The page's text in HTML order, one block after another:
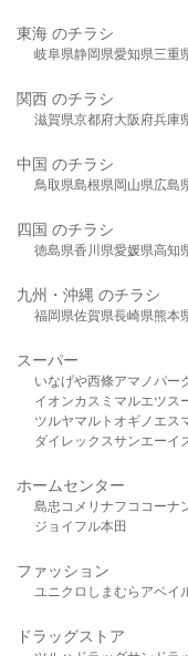
東海 のチラシ
岐阜県静岡県愛知県三重
関西 のチラシ
滋賀県京都府大阪府兵庫
中国 のチラシ
鳥取県島根県岡山県広島
四国 のチラシ
徳島県香川県愛媛県高知
九州・沖縄 のチラシ
福岡県佐賀県長崎県熊本
スーパー
いなげや西條アマノパー
イオンカスミ マルエツス
ツルヤマルト オギノ エス
ダイレックスサンエーイ
ホームセンター
島忠 コメリ ナフコ コーナ
ジョイフル本田
ファッション
ユニクロ しまむら アベイ
ドラッグストア